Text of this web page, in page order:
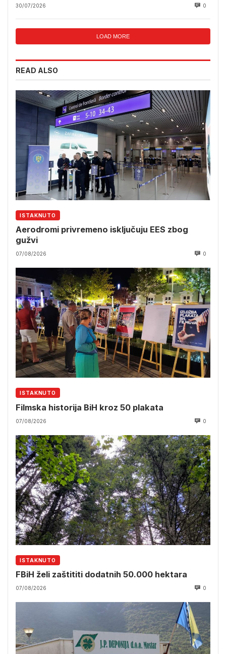
30/07/2026 0
LOAD MORE
READ ALSO
ISTAKNUTO
Aerodromi privremeno isključuju EES zbog
gužvi
07/08/2026 0
ISTAKNUTO
Filmska historija BiH kroz 50 plakata
07/08/2026 0
ISTAKNUTO
FBiH želi zaštititi dodatnih 50.000 hektara
07/08/2026 0